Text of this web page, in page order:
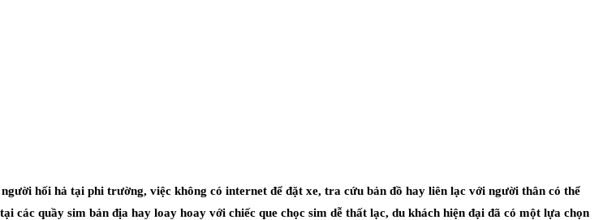
hối hả tại phi trường, việc không có internet để đặt xe, tra cứu bản đồ hay liên lạc với người thân có thể
quầy sim bản địa hay loay hoay với chiếc que chọc sim dễ thất lạc, du khách hiện đại đã có một lựa chọn